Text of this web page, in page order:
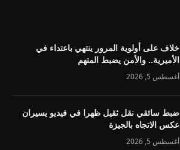
خلاف على أولوية المرور ينتهي باعتداء في
الأميرية.. والأمن يضبط المتهم
أغسطس 5, 2026
ضبط سائقي نقل ثقيل ظهرا في فيديو يسيران
عكس الاتجاه بالجيزة
أغسطس 5, 2026